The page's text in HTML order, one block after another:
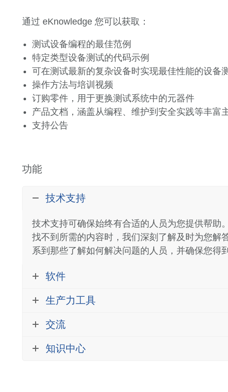
通过 eKnowledge 您可以获取：
测试设备编程的最佳范例
特定类型设备测试的代码示例
可在测试最新的复杂设备时实现最佳性能的设备
操作方法与培训视频
订购零件，用于更换测试系统中的元器件
产品文档，涵盖从编程、维护到安全实践等丰富
支持公告
功能
技术支持
技术支持可确保始终有合适的人员为您提供帮
找不到所需的内容时，我们深刻了解及时为您解
系到那些了解如何解决问题的人员，并确保您得
软件
生产力工具
交流
知识中心